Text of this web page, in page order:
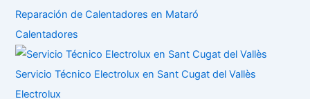
Reparación de Calentadores en Mataró
Calentadores
Servicio Técnico Electrolux en Sant Cugat del Vallès
Electrolux